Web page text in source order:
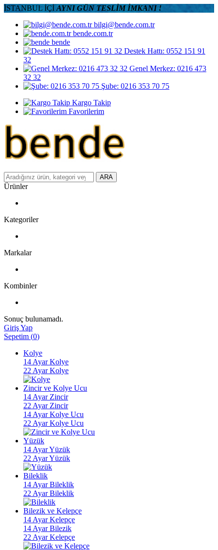
İSTANBUL İÇİ AYNI GÜN TESLİM İMKANI !
bilgi@bende.com.tr
bende.com.tr
bende
Destek Hattı: 0552 151 91
32
Genel Merkez: 0216 473
32 32
Şube: 0216 353 70 75
Kargo Takip
Favorilerim
ARA
Ürünler
Kategoriler
Markalar
Kombinler
Sonuç bulunamadı.
Giriş Yap
Sepetim (0)
Kolye
14 Ayar Kolye
22 Ayar Kolye
Zincir ve Kolye Ucu
14 Ayar Zincir
22 Ayar Zincir
14 Ayar Kolye Ucu
22 Ayar Kolye Ucu
Yüzük
14 Ayar Yüzük
22 Ayar Yüzük
Bileklik
14 Ayar Bileklik
22 Ayar Bileklik
Bilezik ve Kelepçe
14 Ayar Kelepçe
14 Ayar Bilezik
22 Ayar Kelepçe